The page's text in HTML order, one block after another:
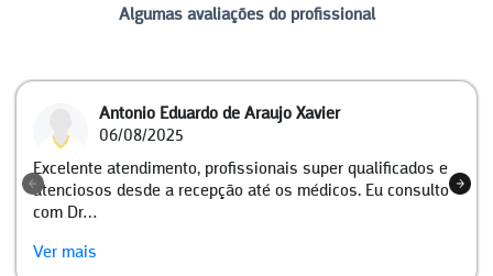
Algumas avaliações do profissional
Antonio Eduardo de Araujo Xavier
06/08/2025
Excelente atendimento, profissionais super qualificados e
atenciosos desde a recepção até os médicos. Eu consulto
com Dr…
Ver mais